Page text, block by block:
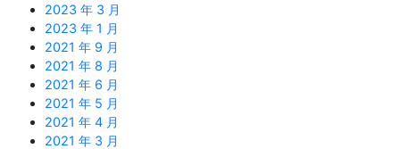
2023 年 3 月
2023 年 1 月
2021 年 9 月
2021 年 8 月
2021 年 6 月
2021 年 5 月
2021 年 4 月
2021 年 3 月